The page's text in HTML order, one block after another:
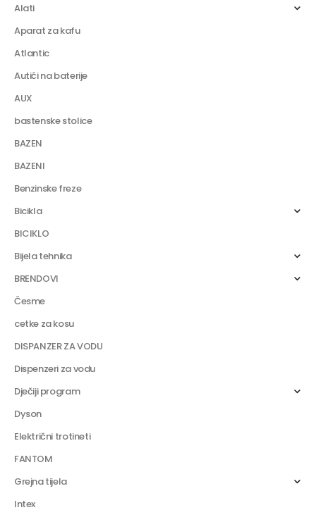
Alati
Aparat za kafu
Atlantic
Autići na baterije
AUX
bastenske stolice
BAZEN
BAZENI
Benzinske freze
Bicikla
BICIKLO
Bijela tehnika
BRENDOVI
Česme
cetke za kosu
DISPANZER ZA VODU
Dispenzeri za vodu
Dječiji program
Dyson
Električni trotineti
FANTOM
Grejna tijela
Intex